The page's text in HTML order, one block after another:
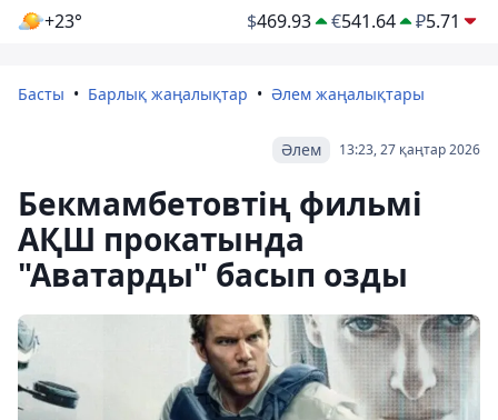
+23° $469.93 €541.64 ₽5.71
Басты Барлық жаңалықтар Әлем жаңалықтары
13:23, 27 қаңтар 2026
Әлем
Бекмамбетовтің фильмі
АҚШ прокатында
"Аватарды" басып озды